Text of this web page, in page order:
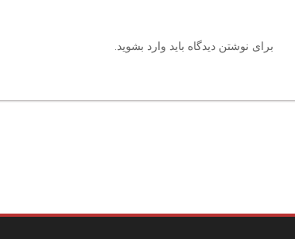
برای نوشتن دیدگاه باید وارد بشوید.